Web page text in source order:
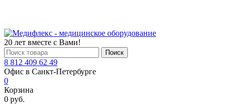
20 лет вместе с Вами!
Поиск
8 812 409 62 49
Офис в Санкт-Петербурге
0
Корзина
0 руб.